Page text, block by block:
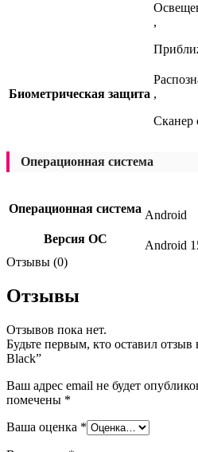
,
Биометрическая защита ,
Сканер
Операционная система
Операционная система Android
Версия ОС
Android
Отзывы (0)
Отзывы
Отзывов пока нет.
Будьте первым, кто оставил
Black”
Ваш адрес email не будет
помечены *
Ваша оценка *